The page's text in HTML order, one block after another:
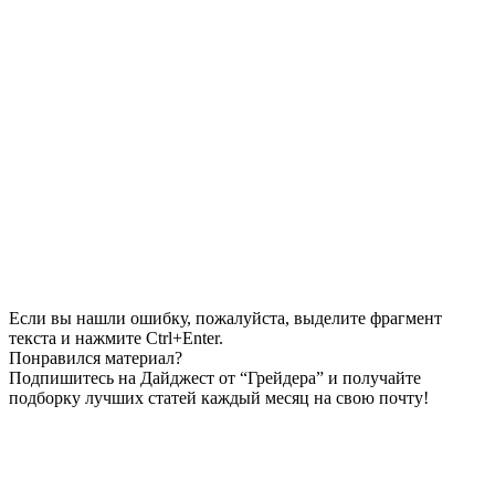
Если вы нашли ошибку, пожалуйста, выделите фрагмент
текста и нажмите Ctrl+Enter.
Понравился материал?
Подпишитесь на Дайджест от “Грейдера” и получайте
подборку лучших статей каждый месяц на свою почту!